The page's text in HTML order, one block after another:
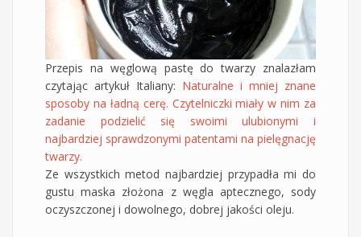
Przepis na węglową pastę do twarzy znalazłam
czytając artykuł Italiany: Naturalne i mniej znane
sposoby na ładną cerę. Czytelniczki miały w nim za
zadanie podzielić się swoimi ulubionymi i
najbardziej sprawdzonymi patentami na pielęgnację
twarzy.
Ze wszystkich metod najbardziej przypadła mi do
gustu maska złożona z węgla aptecznego, sody
oczyszczonej i dowolnego, dobrej jakości oleju.